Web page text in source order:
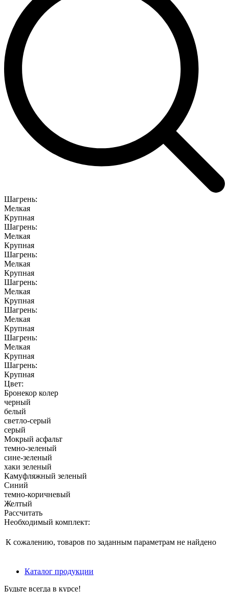
Шагрень:
Мелкая
Крупная
Шагрень:
Мелкая
Крупная
Шагрень:
Мелкая
Крупная
Шагрень:
Мелкая
Крупная
Шагрень:
Мелкая
Крупная
Шагрень:
Мелкая
Крупная
Шагрень:
Крупная
Цвет:
Бронекор колер
черный
белый
светло-серый
серый
Мокрый асфальт
темно-зеленый
сине-зеленый
хаки зеленый
Камуфляжный зеленый
Синий
темно-коричневый
Желтый
Рассчитать
Необходимый комплект:
К сожалению, товаров по заданным параметрам не найдено
Каталог продукции
Будьте всегда в курсе!